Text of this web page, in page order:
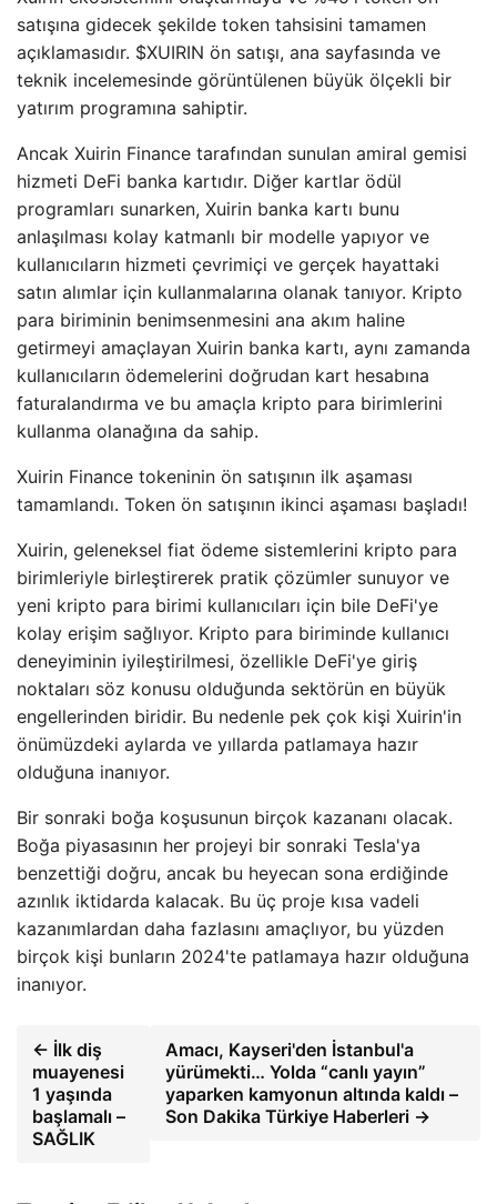
satışına gidecek şekilde token tahsisini tamamen
açıklamasıdır. $XUIRIN ön satışı, ana sayfasında ve
teknik incelemesinde görüntülenen büyük ölçekli bir
yatırım programına sahiptir.
Ancak Xuirin Finance tarafından sunulan amiral gemisi
hizmeti DeFi banka kartıdır. Diğer kartlar ödül
programları sunarken, Xuirin banka kartı bunu
anlaşılması kolay katmanlı bir modelle yapıyor ve
kullanıcıların hizmeti çevrimiçi ve gerçek hayattaki
satın alımlar için kullanmalarına olanak tanıyor. Kripto
para biriminin benimsenmesini ana akım haline
getirmeyi amaçlayan Xuirin banka kartı, aynı zamanda
kullanıcıların ödemelerini doğrudan kart hesabına
faturalandırma ve bu amaçla kripto para birimlerini
kullanma olanağına da sahip.
Xuirin Finance tokeninin ön satışının ilk aşaması
tamamlandı. Token ön satışının ikinci aşaması başladı!
Xuirin, geleneksel fiat ödeme sistemlerini kripto para
birimleriyle birleştirerek pratik çözümler sunuyor ve
yeni kripto para birimi kullanıcıları için bile DeFi'ye
kolay erişim sağlıyor. Kripto para biriminde kullanıcı
deneyiminin iyileştirilmesi, özellikle DeFi'ye giriş
noktaları söz konusu olduğunda sektörün en büyük
engellerinden biridir. Bu nedenle pek çok kişi Xuirin'in
önümüzdeki aylarda ve yıllarda patlamaya hazır
olduğuna inanıyor.
Bir sonraki boğa koşusunun birçok kazananı olacak.
Boğa piyasasının her projeyi bir sonraki Tesla'ya
benzettiği doğru, ancak bu heyecan sona erdiğinde
azınlık iktidarda kalacak. Bu üç proje kısa vadeli
kazanımlardan daha fazlasını amaçlıyor, bu yüzden
birçok kişi bunların 2024'te patlamaya hazır olduğuna
inanıyor.
← İlk diş
muayenesi
1 yaşında
başlamalı –
SAĞLIK
Amacı, Kayseri'den İstanbul'a
yürümekti… Yolda “canlı yayın”
yaparken kamyonun altında kaldı –
Son Dakika Türkiye Haberleri →